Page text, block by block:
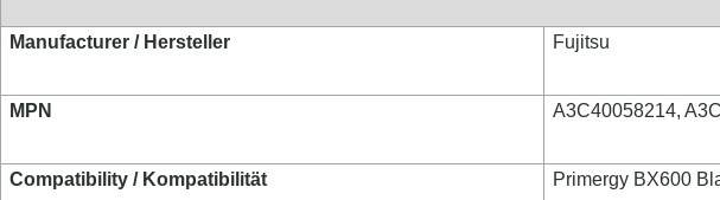
Manufacturer / Hersteller Fujitsu
MPN A3C40058214,
Compatibility / Kompatibilität Primergy BX600